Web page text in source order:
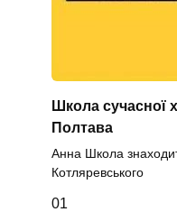
Школа сучасної
Полтава
Анна Школа
Котляревського
01